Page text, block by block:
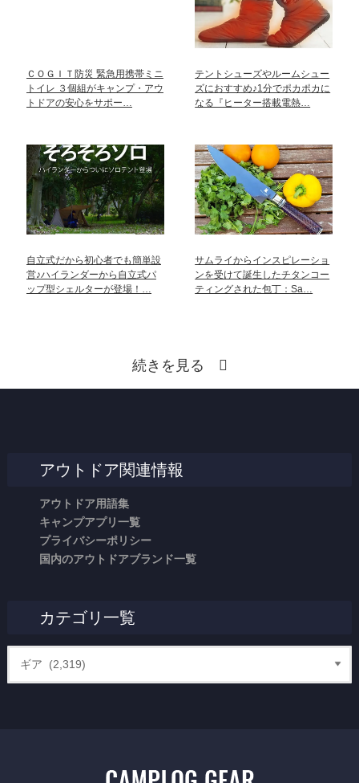
ＣＯＧＩＴ防災 緊急用携帯ミニ
トイレ ３個組がキャンプ・アウ
トドアの安心をサポー…
テントシューズやルームシュー
ズにおすすめ♪1分でポカポカに
なる『ヒーター搭載電熱…
自立式だから初心者でも簡単設
営♪ハイランダーから自立式パ
ップ型シェルターが登場！…
サムライからインスピレーショ
ンを受けて誕生したチタンコー
ティングされた包丁：Sa…
続きを見る
アウトドア関連情報
アウトドア用語集
キャンプアプリ一覧
プライバシーポリシー
国内のアウトドアブランド一覧
カテゴリ一覧